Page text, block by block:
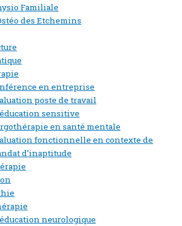
Familiale
des Etchemins
en entreprise
poste de travail
sensitive
en santé mentale
fonctionnelle en contexte de
d’inaptitude
neurologique